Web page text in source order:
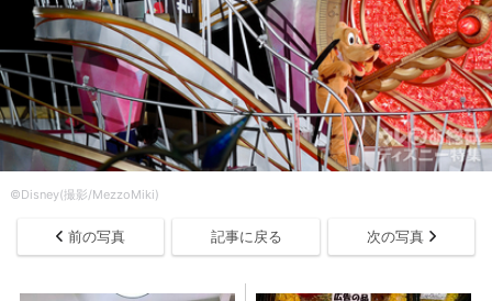
©Disney(撮影/MezzoMiki)
前の写真 記事に戻る 次の写真